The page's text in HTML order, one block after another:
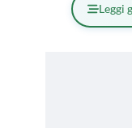
Leggi